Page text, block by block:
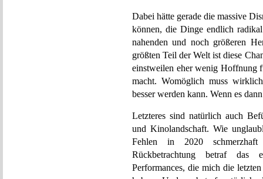
Dabei hätte gerade die massive
können, die Dinge endlich
nahenden und noch größeren
größten Teil der Welt ist diese
einstweilen eher wenig Hoffnung
macht. Womöglich muss
besser werden kann. Wenn es
Letzteres sind natürlich auch
und Kinolandschaft. Wie
Fehlen in 2020
Rückbetrachtung betraf das
Performances, die mich die